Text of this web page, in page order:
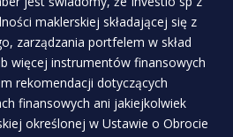
maklerskiej składającej się z
zarządzania portfelem w skład
więcej instrumentów finansowych
rekomendacji dotyczących
finansowych ani jakiejkolwiek
określonej w Ustawie o Obrocie